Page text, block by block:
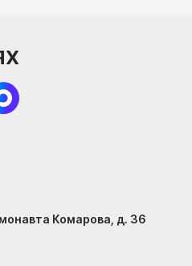
Комарова, д. 36